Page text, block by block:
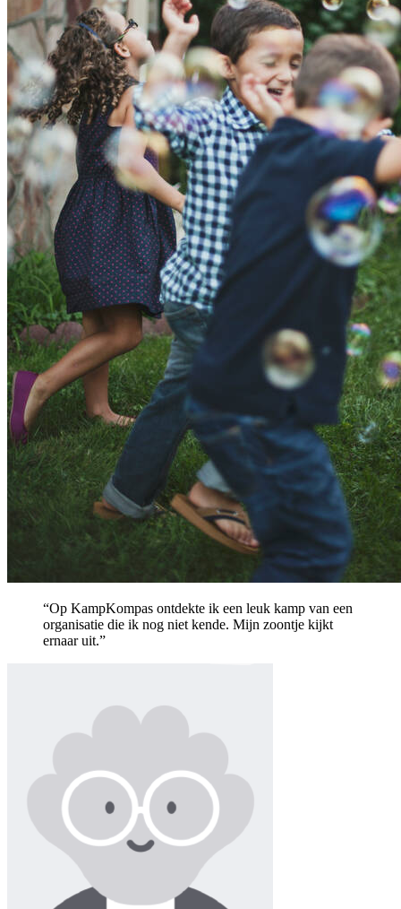
“Op KampKompas ontdekte ik een leuk kamp van een
organisatie die ik nog niet kende. Mijn zoontje kijkt
ernaar uit.”